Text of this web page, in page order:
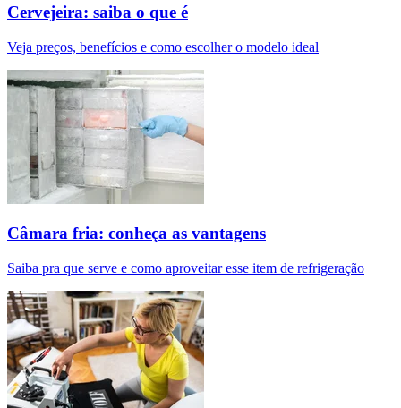
Cervejeira: saiba o que é
Veja preços, benefícios e como escolher o modelo ideal
Câmara fria: conheça as vantagens
Saiba pra que serve e como aproveitar esse item de refrigeração